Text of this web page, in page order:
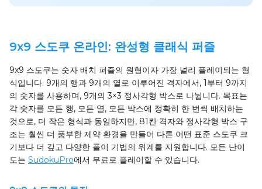
9x9 스도쿠 온라인: 완성형 클래식 퍼즐
9x9 스도쿠는 숫자 배치 퍼즐의 원형이자 가장 널리 플레이되는 형
식입니다. 9개의 행과 9개의 열로 이루어진 격자에서, 1부터 9까지
의 숫자를 사용하며, 9개의 3×3 정사각형 박스로 나뉩니다. 목표는
각 숫자를 모든 행, 모든 열, 모든 박스에 정확히 한 번씩 배치하는
것으로, 더 작은 형식과 동일하지만, 81칸 격자와 정사각형 박스 구
조는 훨씬 더 풍부한 제약 환경을 만들어 다른 어떤 표준 스도쿠 크
기보다 더 깊고 다양한 풀이 기법의 위계를 지원합니다. 모든 난이
도는 SudokuPro에서 무료로 플레이할 수 있습니다.